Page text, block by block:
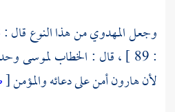
وجعلالمهدويمن هذا النوع قال :
: 89 ] ، قال : الخطاب
لموسى
لأنهارونأمن على دعائه والمؤمن[